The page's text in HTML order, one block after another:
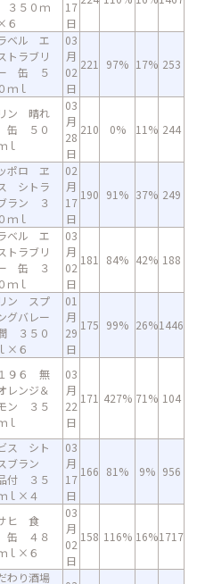
５０ｍ
６
17
日
ベル エ
トラブリ
缶 ５
ｍｌ
03
月
02
日
221 97% 17% 253
ン 晴れ
缶 ５０
ｌ
03
月
28
日
210 0% 11% 244
ポロ ヱ
シトラ
ラン ３
ｍｌ
02
月
17
日
190 91% 37% 249
ベル エ
トラブリ
缶 ３
ｍｌ
03
月
02
日
181 84% 42% 188
ン スプ
グバレー
３５０
×６
01
月
29
日
175 99% 26%1446
９６ 無
レンジ＆
ン ３５
ｌ
03
月
22
日
171 427% 71% 104
ス シト
ブラン
付 ３５
ｌ×４
03
月
17
日
166 81% 9% 956
ヒ 食
缶 ４８
ｌ×６
03
月
02
日
158 116% 16%1717
わり酒場